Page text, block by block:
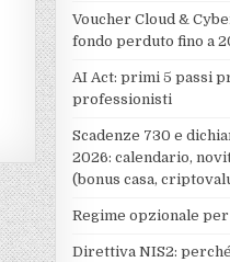
Voucher Cloud &
fondo perduto fino a
AI Act: primi 5 passi
professionisti
Scadenze 730 e
2026: calendario,
(bonus casa,
Regime opzionale
Direttiva NIS2: